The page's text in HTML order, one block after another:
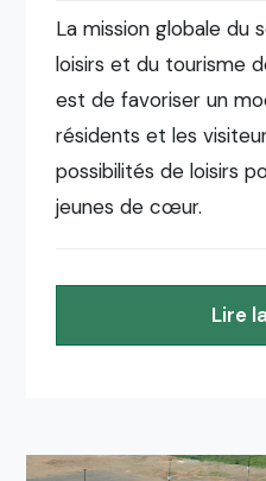
La mission globale du
loisirs et du tourisme
est de favoriser un
résidents et les
possibilités de loisirs
jeunes de
Lire